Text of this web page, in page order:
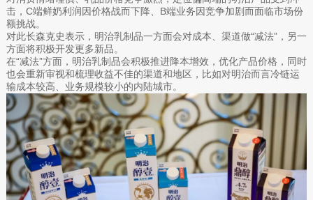
击，C端鲜奶利润因价格战而下降、B端业务因竞争加剧而面临市场份
额挑战。
对此长森克史表示，明治乳制品一方面会对成本、渠道做“减法”，另一
方面将积极开发更多新品。
在“减法”方面，明治乳制品会积极推进降本增效，优化产品价格，同时
也会重新审视和梳理收益不佳的渠道和地区，比如对明治而言冷链运
输成本较高、业务规模较小的内陆城市。